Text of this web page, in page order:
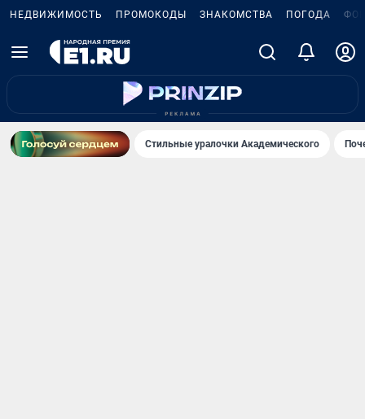
НЕДВИЖИМОСТЬ ПРОМОКОДЫ ЗНАКОМСТВА ПОГОДА
Стильные уралочки Академического